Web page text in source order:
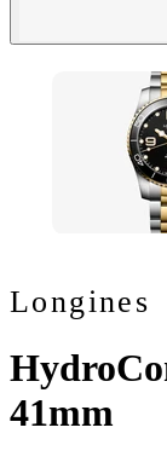
Longines
41mm